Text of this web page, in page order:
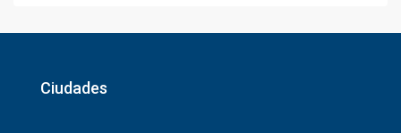
Ciudades